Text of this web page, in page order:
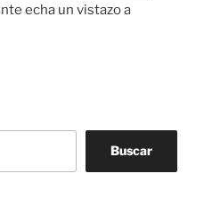
echa un vistazo a
Buscar